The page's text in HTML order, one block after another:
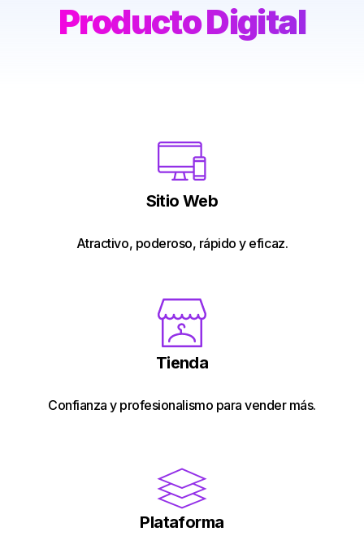
Producto Digital
Sitio Web
Atractivo, poderoso, rápido y eficaz.
Tienda
Confianza y profesionalismo para vender más.
Plataforma